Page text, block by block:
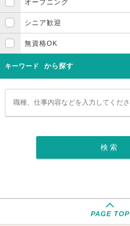
オープニング
シニア歓迎
無資格OK
キーワード から探す
PAGE TOP